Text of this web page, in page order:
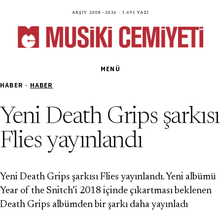
Arşiv 2008—2026 · 3.691 yazı
MENÜ
HABER · HABER
Yeni Death Grips şarkısı
Flies yayınlandı
Yeni Death Grips şarkısı Flies yayınlandı. Yeni albümü
Year of the Snitch’i 2018 içinde çıkartması beklenen
Death Grips albümden bir şarkı daha yayınladı